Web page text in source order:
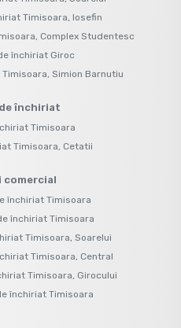
Timisoara, Iosefin
Complex Studentesc
închiriat Giroc
Simion Barnutiu
închiriat
Timisoara
Timisoara, Cetatii
comercial
închiriat Timisoara
închiriat Timisoara
Timisoara, Soarelui
Timisoara, Central
Timisoara, Girocului
închiriat Timisoara